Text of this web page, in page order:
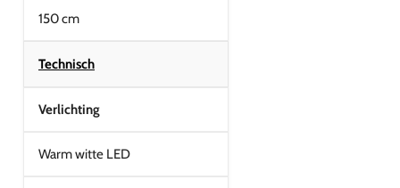
150 cm
Technisch
Verlichting
Warm witte LED